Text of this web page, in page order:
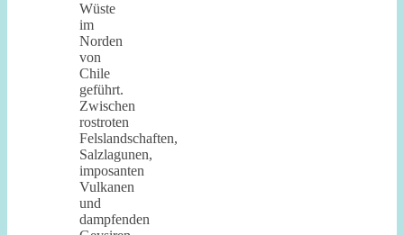
Wüste
im
Norden
von
Chile
geführt.
Zwischen
rostroten
Felslandschaften,
Salzlagunen,
imposanten
Vulkanen
und
dampfenden